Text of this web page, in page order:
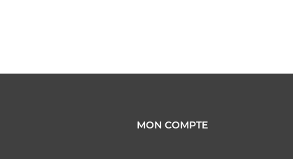
MON COMPTE